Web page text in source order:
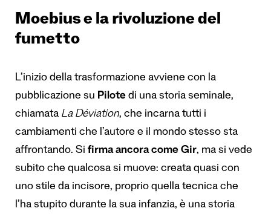
Moebius e la rivoluzione del
fumetto
L’inizio della trasformazione avviene con la
pubblicazione su Pilote di una storia seminale,
chiamata La Déviation, che incarna tutti i
cambiamenti che l’autore e il mondo stesso sta
affrontando. Si firma ancora come Gir, ma si vede
subito che qualcosa si muove: creata quasi con
uno stile da incisore, proprio quella tecnica che
l’ha stupito durante la sua infanzia, è una storia